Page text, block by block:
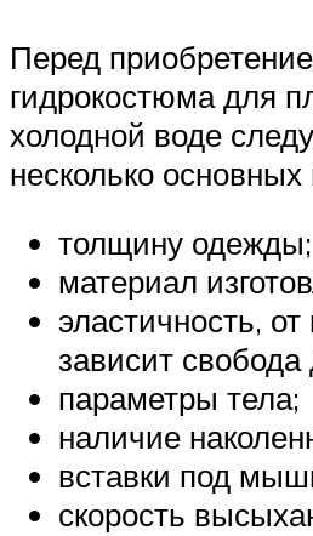
Перед
гидрокостюма для
холодной воде
несколько
толщину одежды;
материал
эластичность, от
зависит
параметры тела;
наличие
вставки под
скорость